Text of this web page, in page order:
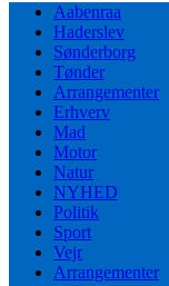
Aabenraa
Haderslev
Sønderborg
Tønder
Arrangementer
Erhverv
Mad
Motor
Natur
NYHED
Politik
Sport
Vejr
Arrangementer